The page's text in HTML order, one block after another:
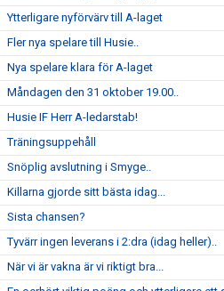
Ytterligare nyförvärv till A-laget
Fler nya spelare till Husie..
Nya spelare klara för A-laget
Måndagen den 31 oktober 19.00..
Husie IF Herr A-ledarstab!
Träningsuppehåll
Snöplig avslutning i Smyge..
Killarna gjorde sitt bästa idag...
Sista chansen?
Tyvärr ingen leverans i 2:dra (idag heller)..
När vi är vakna är vi riktigt bra...